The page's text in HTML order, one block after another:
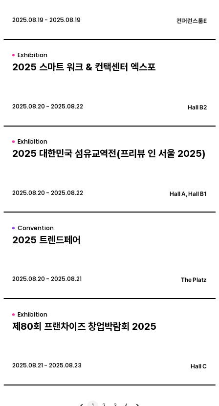
2025.08.19 - 2025.08.19 컨퍼런스룸E
Exhibition
2025 스마트 워크 & 컨택센터 엑스포
2025.08.20 - 2025.08.22 Hall B2
Exhibition
2025 대한민국 섬유교역전(프리뷰 인 서울 2025)
2025.08.20 - 2025.08.22 Hall A, Hall B1
Convention
2025 트렌드페어
2025.08.20 - 2025.08.21 The Platz
Exhibition
제80회 프랜차이즈 창업박람회 2025
2025.08.21 - 2025.08.23 Hall C